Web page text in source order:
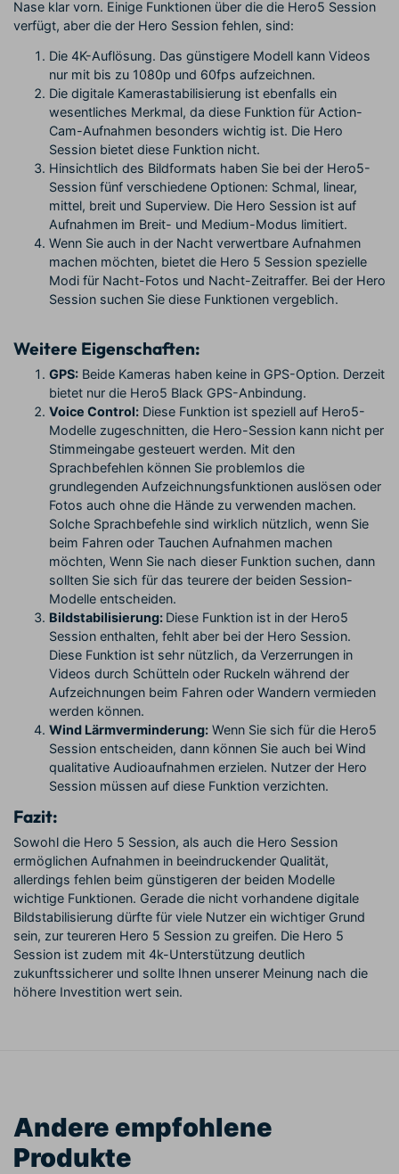
Nase klar vorn. Einige Funktionen über die die Hero5 Session
verfügt, aber die der Hero Session fehlen, sind:
Die 4K-Auflösung. Das günstigere Modell kann Videos
nur mit bis zu 1080p und 60fps aufzeichnen.
Die digitale Kamerastabilisierung ist ebenfalls ein
wesentliches Merkmal, da diese Funktion für Action-
Cam-Aufnahmen besonders wichtig ist. Die Hero
Session bietet diese Funktion nicht.
Hinsichtlich des Bildformats haben Sie bei der Hero5-
Session fünf verschiedene Optionen: Schmal, linear,
mittel, breit und Superview. Die Hero Session ist auf
Aufnahmen im Breit- und Medium-Modus limitiert.
Wenn Sie auch in der Nacht verwertbare Aufnahmen
machen möchten, bietet die Hero 5 Session spezielle
Modi für Nacht-Fotos und Nacht-Zeitraffer. Bei der Hero
Session suchen Sie diese Funktionen vergeblich.
Weitere Eigenschaften:
GPS: Beide Kameras haben keine in GPS-Option. Derzeit
bietet nur die Hero5 Black GPS-Anbindung.
Voice Control: Diese Funktion ist speziell auf Hero5-
Modelle zugeschnitten, die Hero-Session kann nicht per
Stimmeingabe gesteuert werden. Mit den
Sprachbefehlen können Sie problemlos die
grundlegenden Aufzeichnungsfunktionen auslösen oder
Fotos auch ohne die Hände zu verwenden machen.
Solche Sprachbefehle sind wirklich nützlich, wenn Sie
beim Fahren oder Tauchen Aufnahmen machen
möchten, Wenn Sie nach dieser Funktion suchen, dann
sollten Sie sich für das teurere der beiden Session-
Modelle entscheiden.
Bildstabilisierung: Diese Funktion ist in der Hero5
Session enthalten, fehlt aber bei der Hero Session.
Diese Funktion ist sehr nützlich, da Verzerrungen in
Videos durch Schütteln oder Ruckeln während der
Aufzeichnungen beim Fahren oder Wandern vermieden
werden können.
Wind Lärmverminderung: Wenn Sie sich für die Hero5
Session entscheiden, dann können Sie auch bei Wind
qualitative Audioaufnahmen erzielen. Nutzer der Hero
Session müssen auf diese Funktion verzichten.
Fazit:
Sowohl die Hero 5 Session, als auch die Hero Session
ermöglichen Aufnahmen in beeindruckender Qualität,
allerdings fehlen beim günstigeren der beiden Modelle
wichtige Funktionen. Gerade die nicht vorhandene digitale
Bildstabilisierung dürfte für viele Nutzer ein wichtiger Grund
sein, zur teureren Hero 5 Session zu greifen. Die Hero 5
Session ist zudem mit 4k-Unterstützung deutlich
zukunftssicherer und sollte Ihnen unserer Meinung nach die
höhere Investition wert sein.
Andere empfohlene
Produkte